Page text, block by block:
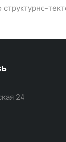
структурно-
24